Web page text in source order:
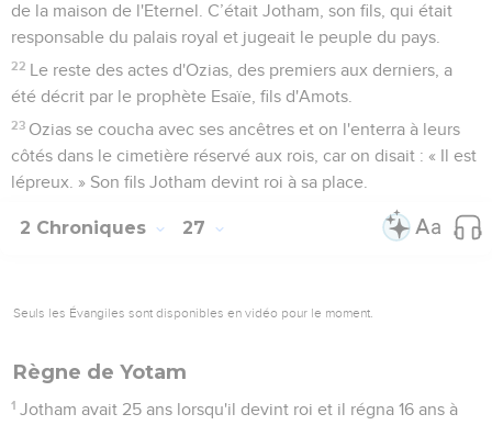
de la maison de l'Eternel. C’était Jotham, son fils, qui était
responsable du palais royal et jugeait le peuple du pays.
22 Le reste des actes d'Ozias, des premiers aux derniers, a
été décrit par le prophète Esaïe, fils d'Amots.
23 Ozias se coucha avec ses ancêtres et on l'enterra à leurs
côtés dans le cimetière réservé aux rois, car on disait : « Il est
lépreux. » Son fils Jotham devint roi à sa place.
2 Chroniques 27
Seuls les Évangiles sont disponibles en vidéo pour le moment.
Règne de Yotam
1 Jotham avait 25 ans lorsqu'il devint roi et il régna 16 ans à